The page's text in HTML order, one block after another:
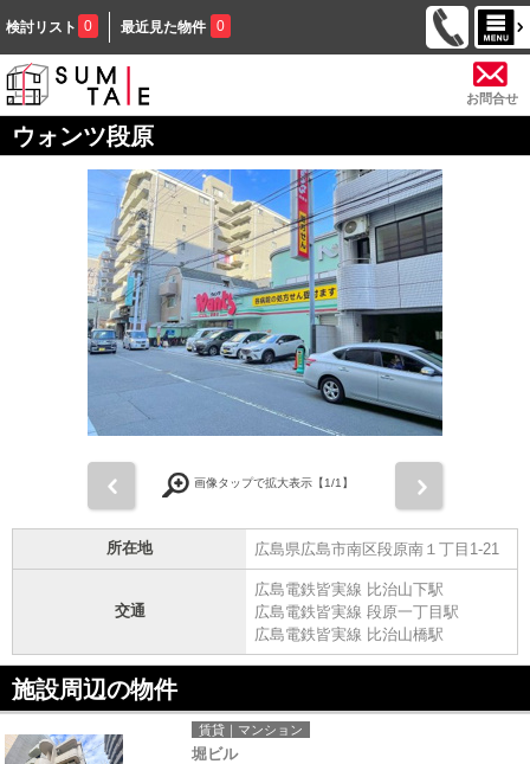
検討リスト 0 最近見た物件 0
お問合せ
ウォンツ段原
画像タップで拡大表示【1/1】
所在地 広島県広島市南区段原南１丁目1-21
交通
広島電鉄皆実線 比治山下駅
広島電鉄皆実線 段原一丁目駅
広島電鉄皆実線 比治山橋駅
施設周辺の物件
賃貸｜マンション
堀ビル